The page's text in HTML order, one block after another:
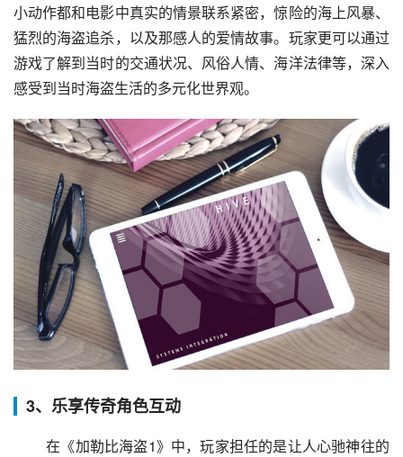
小动作都和电影中真实的情景联系紧密，惊险的海上风暴、
猛烈的海盗追杀，以及那感人的爱情故事。玩家更可以通过
游戏了解到当时的交通状况、风俗人情、海洋法律等，深入
感受到当时海盗生活的多元化世界观。
3、乐享传奇角色互动
在《加勒比海盗1》中，玩家担任的是让人心驰神往的